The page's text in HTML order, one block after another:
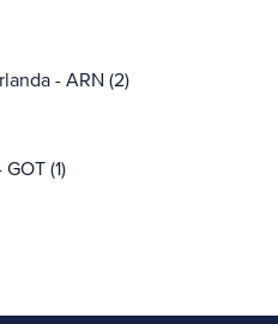
- ARN (2)
(1)